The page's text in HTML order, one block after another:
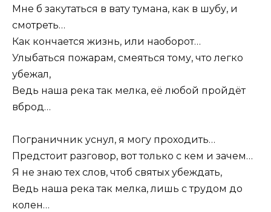
Мне б закутаться в вату тумана, как в шубу, и
смотреть…
Как кончается жизнь, или наоборот…
Улыбаться пожарам, смеяться тому, что легко
убежал,
Ведь наша река так мелка, её любой пройдёт
вброд…
Пограничник уснул, я могу проходить…
Предстоит разговор, вот только с кем и зачем…
Я не знаю тех слов, чтоб святых убеждать,
Ведь наша река так мелка, лишь с трудом до
колен…